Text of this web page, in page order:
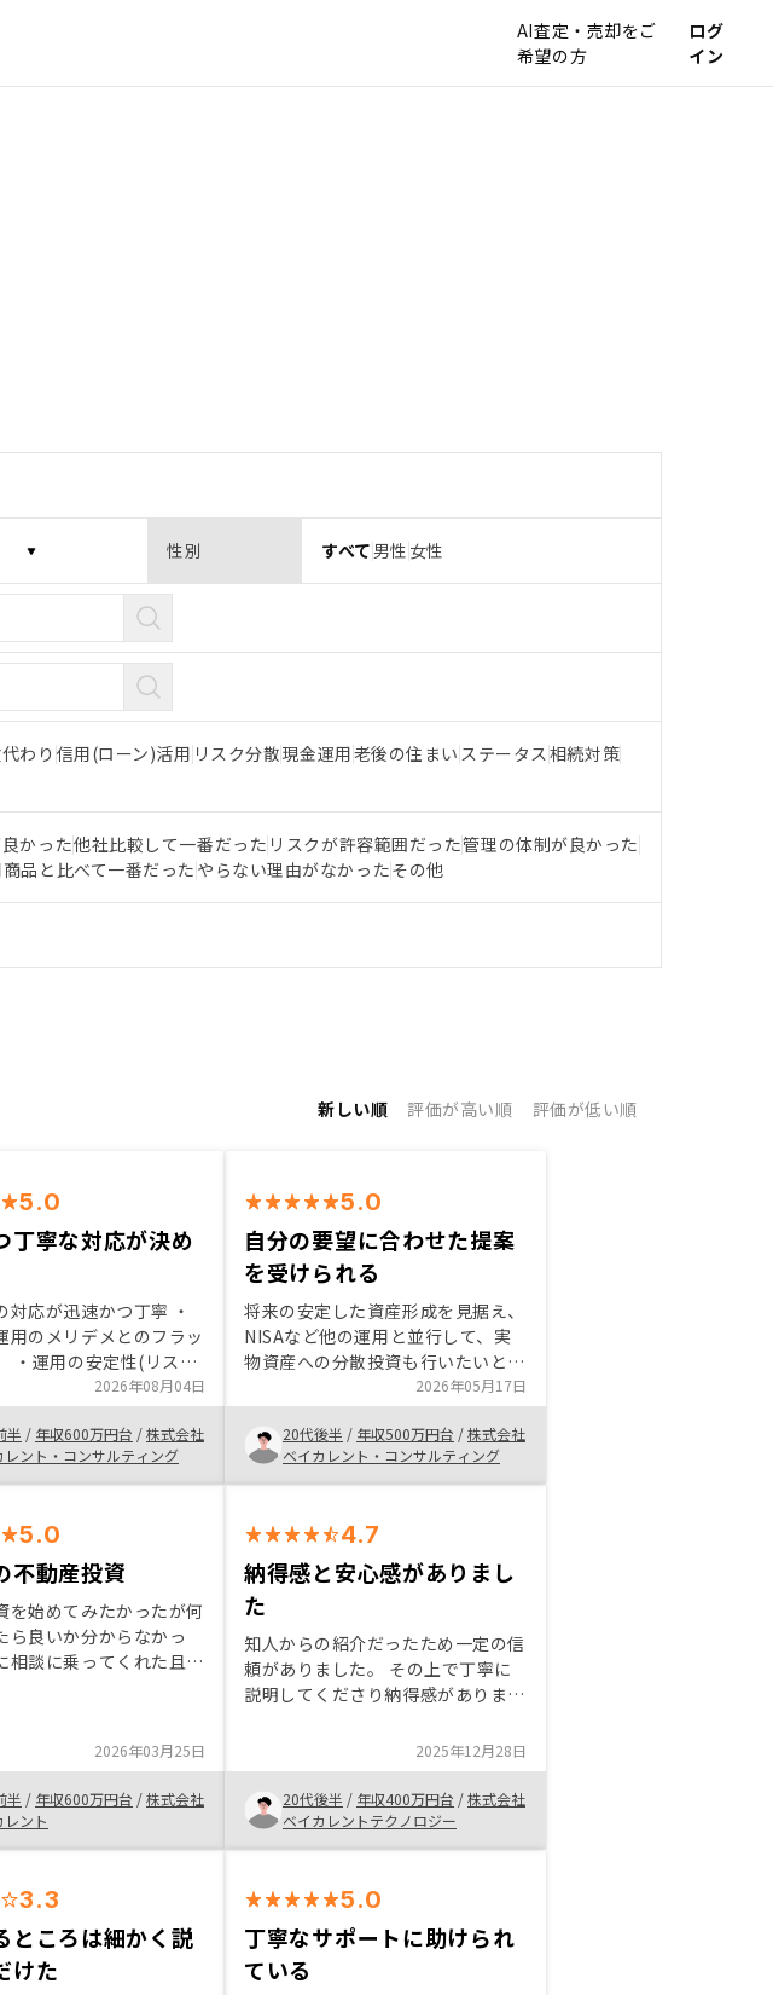
AI査定・売却をご
希望の方
ログ
イン
性別 すべて 男性 女性
わり 信用(ローン)活用 リスク分散現金運用老後の住まい ステータス相続対策
かった他社比較して一番だった リスクが許容範囲だった管理の体制が良かった
品と比べて一番だった やらない理由がなかったその他
新しい順 評価が高い順 評価が低い順
5.0
丁寧な対応が決め
対応が迅速かつ丁寧 ・
用のメリデメとのフラッ
・運用の安定性(リスク
) ・インフレ対策 ・保
室、設備、原状回復費
ンのレバレッジによる
2026年08月04日
半 / 年収600万円台 /株式会社
レント・コンサルティング
5.0
自分の要望に合わせた提案
を受けられる
将来の安定した資産形成を見据え、
NISAなど他の運用と並行して、実
物資産への分散投資も行いたいと考
えたのが不動産投資を始めたきっか
けです。数ある不動産会社の中で
RENOSYを選んだのは、遠方である
福岡の物件であってもデータに基づ
く客観的な提案を受けられ、契約や
透明性が高かったからです。 不動
産投資は最初のハードルが高く感じ
られがちですが、納得のいく情報提
供と手厚いサポートがあれば、着実
な資産形成の柱になります。迷われ
ている方は、まずはご自身の状況に
合わせてどのような選択肢があるの
とをおすすめします。
2026年05月17日
20代後半 / 年収500万円台 /株式会社
ベイカレント・コンサルティング
5.0
不動産投資
を始めてみたかったが何
ら良いか分からなかっ
相談に乗ってくれた且つ
め手になった。
2026年03月25日
半 / 年収600万円台 /株式会社
レント
4.7
納得感と安心感がありまし
た
知人からの紹介だったため一定の信
頼がありました。 その上で丁寧に
説明してくださり納得感がありまし
さったのでリスクを理解した上で購
入することができました。 購入後
の対応も迅速で安心感がありまし
た。
2025年12月28日
20代後半 / 年収400万円台 /株式会社
ベイカレントテクノロジー
3.3
ところは細かく説
けた
5.0
丁寧なサポートに助けられ
ている